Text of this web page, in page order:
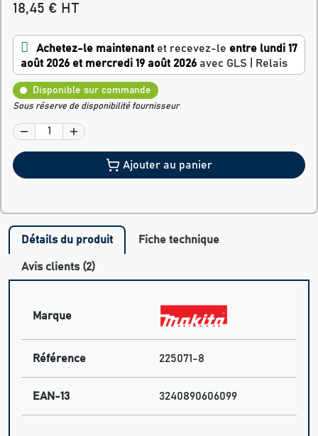
18,45 € HT
Achetez-le maintenant et recevez-le entre lundi 17
août 2026 et mercredi 19 août 2026 avec GLS | Relais
Disponible sur commande
Sous réserve de disponibilité fournisseur
Ajouter au panier
Détails du produit Fiche technique
Avis clients (2)
Marque
Référence 225071-8
EAN-13 3240890606099